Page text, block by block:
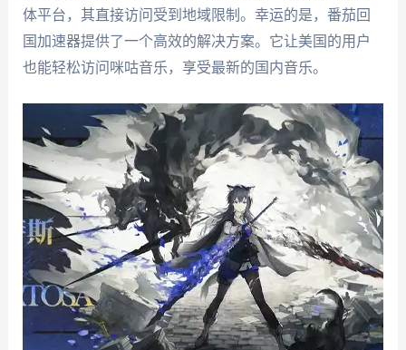
体平台，其直接访问受到地域限制。幸运的是，番茄回
国加速器提供了一个高效的解决方案。它让美国的用户
也能轻松访问咪咕音乐，享受最新的国内音乐。